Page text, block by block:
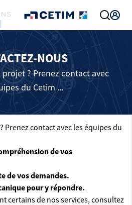
NOUS
? Prenez contact avec
du Cetim ...
Prenez contact avec les équipes du
de vos
de vos demandes.
pour y répondre.
certains de nos services, consultez